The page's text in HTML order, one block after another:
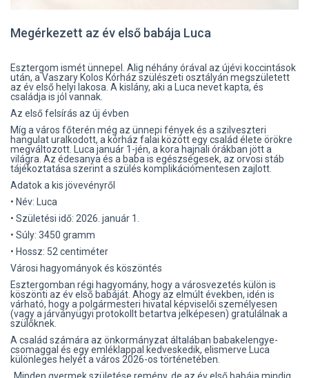
Megérkezett az év első babája Luca
Esztergom ismét ünnepel. Alig néhány órával az újévi koccintások
után, a Vaszary Kolos Kórház szülészeti osztályán megszületett
az év első helyi lakosa. A kislány, aki a Luca nevet kapta, és
családja is jól vannak.
Az első felsírás az új évben
Míg a város főterén még az ünnepi fények és a szilveszteri
hangulat uralkodott, a kórház falai között egy család élete örökre
megváltozott. Luca január 1-jén, a kora hajnali órákban jött a
világra. Az édesanya és a baba is egészségesek, az orvosi stáb
tájékoztatása szerint a szülés komplikációmentesen zajlott.
Adatok a kis jövevényről
• Név: Luca
• Születési idő: 2026. január 1.
• Súly: 3450 gramm
• Hossz: 52 centiméter
Városi hagyományok és köszöntés
Esztergomban régi hagyomány, hogy a városvezetés külön is
köszönti az év első babáját. Ahogy az elmúlt években, idén is
várható, hogy a polgármesteri hivatal képviselői személyesen
(vagy a járványügyi protokollt betartva jelképesen) gratulálnak a
szülőknek.
A család számára az önkormányzat általában babakelengye-
csomaggal és egy emléklappal kedveskedik, elismerve Luca
különleges helyét a város 2026-os történetében.
„Minden gyermek születése remény, de az év első babája mindig